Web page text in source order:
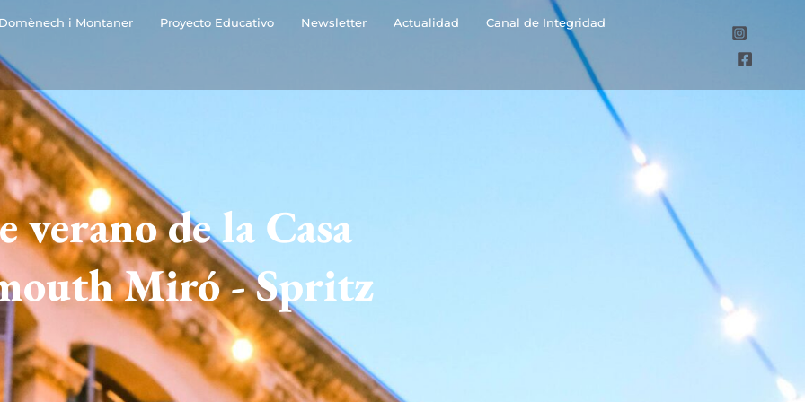
Domènech i Montaner Proyecto Educativo Newsletter Actualidad Canal de Integridad
verano de la Casa
Miró - Spritz